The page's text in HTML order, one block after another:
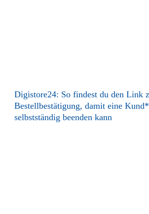
Digistore24: So findest du den Link
Bestellbestätigung, damit eine
selbstständig beenden kann